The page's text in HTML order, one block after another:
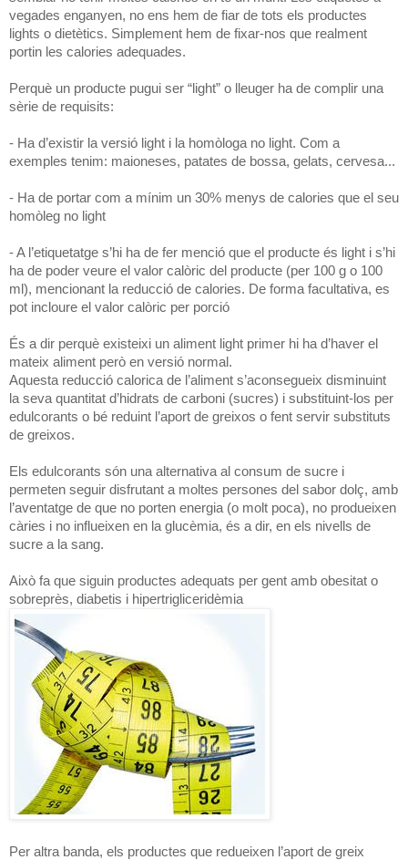
vegades enganyen, no ens hem de fiar de tots els productes
lights o dietètics. Simplement hem de fixar-nos que realment
portin les calories adequades.
Perquè un producte pugui ser “light” o lleuger ha de complir una
sèrie de requisits:
- Ha d’existir la versió light i la homòloga no light. Com a
exemples tenim: maioneses, patates de bossa, gelats, cervesa...
- Ha de portar com a mínim un 30% menys de calories que el seu
homòleg no light
- A l’etiquetatge s’hi ha de fer menció que el producte és light i s’hi
ha de poder veure el valor calòric del producte (per 100 g o 100
ml), mencionant la reducció de calories. De forma facultativa, es
pot incloure el valor calòric per porció
És a dir perquè existeixi un aliment light primer hi ha d’haver el
mateix aliment però en versió normal.
Aquesta reducció calorica de l’aliment s’aconsegueix disminuint
la seva quantitat d’hidrats de carboni (sucres) i substituint-los per
edulcorants o bé reduint l’aport de greixos o fent servir substituts
de greixos.
Els edulcorants són una alternativa al consum de sucre i
permeten seguir disfrutant a moltes persones del sabor dolç, amb
l’aventatge de que no porten energia (o molt poca), no produeixen
càries i no influeixen en la glucèmia, és a dir, en els nivells de
sucre a la sang.
Això fa que siguin productes adequats per gent amb obesitat o
sobreprès, diabetis i hipertrigliceridèmia
Per altra banda, els productes que redueixen l’aport de greix